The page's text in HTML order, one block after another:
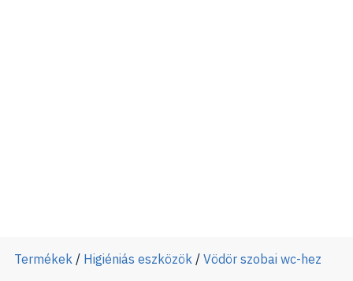
Termékek / Higiéniás eszközök / Vödör szobai wc-hez